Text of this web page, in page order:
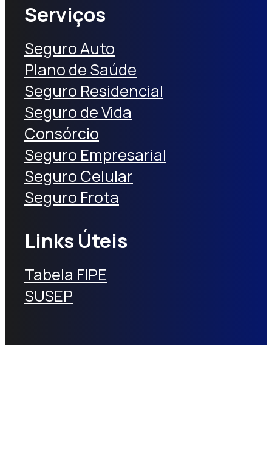
Serviços
Seguro Auto
Plano de Saúde
Seguro Residencial
Seguro de Vida
Consórcio
Seguro Empresarial
Seguro Celular
Seguro Frota
Links Úteis
Tabela FIPE
SUSEP